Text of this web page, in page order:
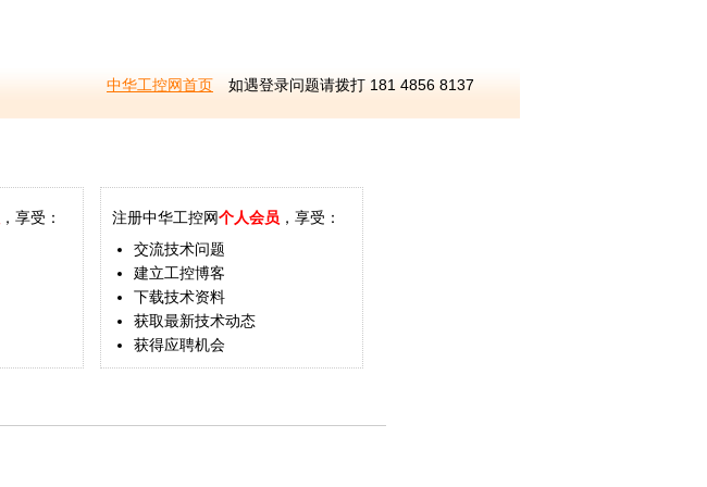
中华工控网首页 如遇登录问题请拨打 181 4856 8137
，享受：
注册中华工控网个人会员 ，享受：
交流技术问题
建立工控博客
下载技术资料
获取最新技术动态
获得应聘机会